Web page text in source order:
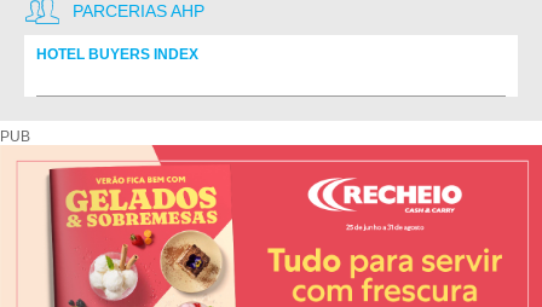
PARCERIAS AHP
HOTEL BUYERS INDEX
PUB